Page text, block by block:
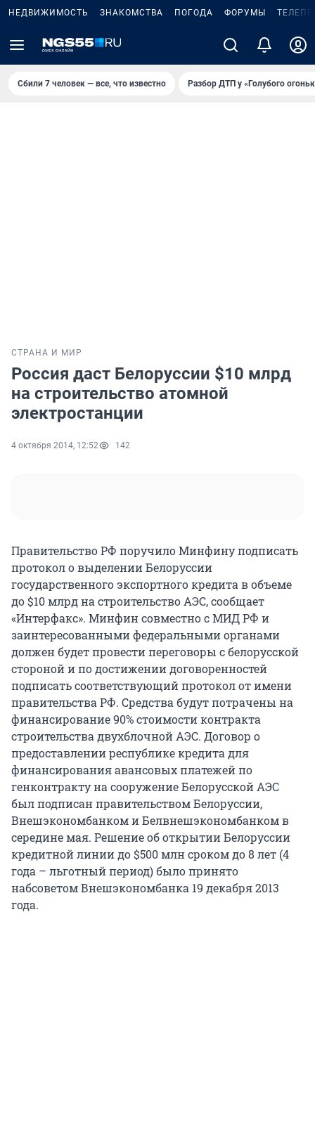
НЕДВИЖИМОСТЬ ЗНАКОМСТВА ПОГОДА ФОРУМЫ
Сбили 7 человек — все, что известно Разбор ДТП у «Голубого
СТРАНА И МИР
Россия даст Белоруссии $10 млрд
на строительство атомной
электростанции
4 октября 2014, 12:52 142
Правительство РФ поручило Минфину подписать
протокол о выделении Белоруссии
государственного экспортного кредита в объеме
до $10 млрд на строительство АЭС, сообщает
«Интерфакс». Минфин совместно с МИД РФ и
заинтересованными федеральными органами
должен будет провести переговоры с белорусской
стороной и по достижении договоренностей
подписать соответствующий протокол от имени
правительства РФ. Средства будут потрачены на
финансирование 90% стоимости контракта
строительства двухблочной АЭС. Договор о
предоставлении республике кредита для
финансирования авансовых платежей по
генконтракту на сооружение Белорусской АЭС
был подписан правительством Белоруссии,
Внешэкономбанком и Белвнешэкономбанком в
середине мая. Решение об открытии Белоруссии
кредитной линии до $500 млн сроком до 8 лет (4
года – льготный период) было принято
набсоветом Внешэкономбанка 19 декабря 2013
года.